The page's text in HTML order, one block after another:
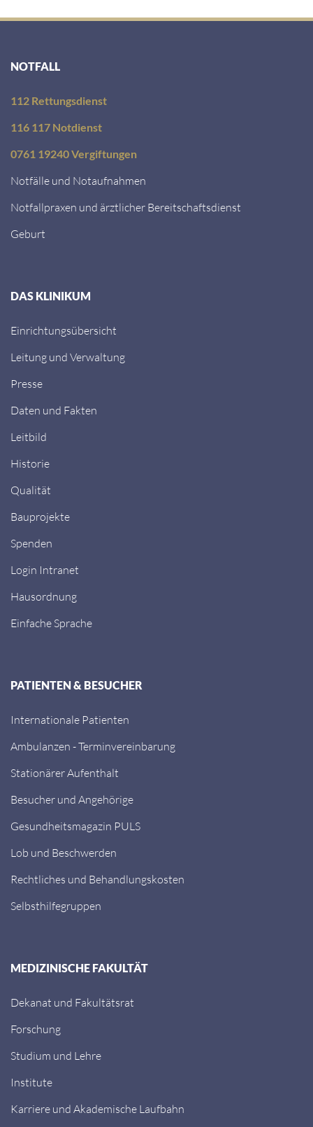
e
NOTFALL
112 Rettungsdienst
116 117 Notdienst
0761 19240 Vergiftungen
Notfälle und Notaufnahmen
Notfallpraxen und ärztlicher Bereitschaftsdienst
Geburt
DAS KLINIKUM
Einrichtungsübersicht
Leitung und Verwaltung
Presse
Daten und Fakten
Leitbild
Historie
Qualität
Bauprojekte
Spenden
Login Intranet
Hausordnung
Einfache Sprache
PATIENTEN & BESUCHER
Internationale Patienten
Ambulanzen - Terminvereinbarung
Stationärer Aufenthalt
Besucher und Angehörige
Gesundheitsmagazin PULS
Lob und Beschwerden
Rechtliches und Behandlungskosten
Selbsthilfegruppen
MEDIZINISCHE FAKULTÄT
Dekanat und Fakultätsrat
Forschung
Studium und Lehre
Institute
Karriere und Akademische Laufbahn